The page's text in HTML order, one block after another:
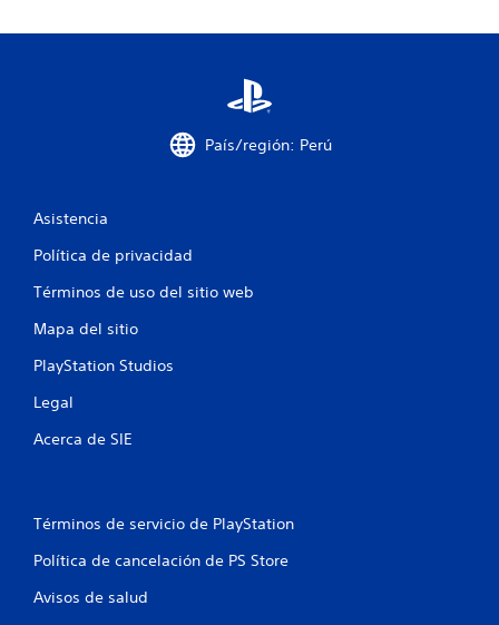
País/región: Perú
Asistencia
Política de privacidad
Términos de uso del sitio web
Mapa del sitio
PlayStation Studios
Legal
Acerca de SIE
Términos de servicio de PlayStation
Política de cancelación de PS Store
Avisos de salud